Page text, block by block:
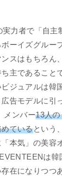
力者で「自主
ーイズグルー
スはもちろん
主であること
ジュアルは韓
告モデルに引
メンバー13人
ているという
本気」の美容
は韓
在になりつつ